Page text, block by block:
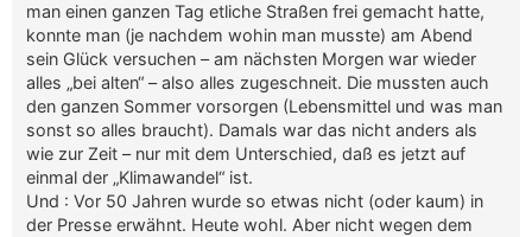
man einen ganzen Tag etliche Straßen frei gemacht hatte,
konnte man (je nachdem wohin man musste) am Abend
sein Glück versuchen – am nächsten Morgen war wieder
alles „bei alten“ – also alles zugeschneit. Die mussten auch
den ganzen Sommer vorsorgen (Lebensmittel und was man
sonst so alles braucht). Damals war das nicht anders als
wie zur Zeit – nur mit dem Unterschied, daß es jetzt auf
einmal der „Klimawandel“ ist.
Und : Vor 50 Jahren wurde so etwas nicht (oder kaum) in
der Presse erwähnt. Heute wohl. Aber nicht wegen dem